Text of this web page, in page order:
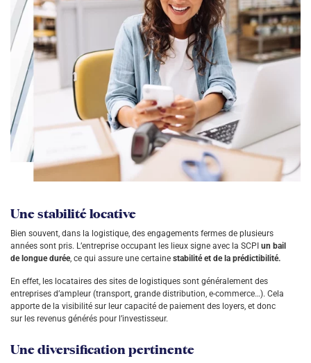
Une stabilité locative
Bien souvent, dans la logistique, des engagements fermes de plusieurs
années sont pris. L’entreprise occupant les lieux signe avec la SCPI un bail
de longue durée, ce qui assure une certaine stabilité et de la prédictibilité.
En effet, les locataires des sites de logistiques sont généralement des
entreprises d’ampleur (transport, grande distribution, e-commerce…). Cela
apporte de la visibilité sur leur capacité de paiement des loyers, et donc
sur les revenus générés pour l’investisseur.
Une diversification pertinente